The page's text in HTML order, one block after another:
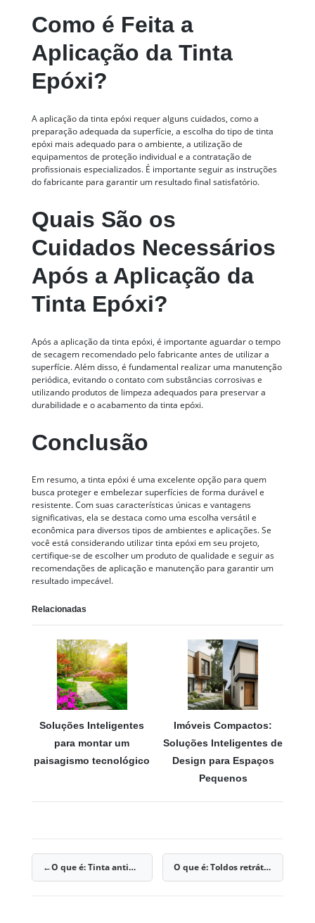
Como é Feita a
Aplicação da Tinta
Epóxi?
A aplicação da tinta epóxi requer alguns cuidados, como a
preparação adequada da superfície, a escolha do tipo de tinta
epóxi mais adequado para o ambiente, a utilização de
equipamentos de proteção individual e a contratação de
profissionais especializados. É importante seguir as instruções
do fabricante para garantir um resultado final satisfatório.
Quais São os
Cuidados Necessários
Após a Aplicação da
Tinta Epóxi?
Após a aplicação da tinta epóxi, é importante aguardar o tempo
de secagem recomendado pelo fabricante antes de utilizar a
superfície. Além disso, é fundamental realizar uma manutenção
periódica, evitando o contato com substâncias corrosivas e
utilizando produtos de limpeza adequados para preservar a
durabilidade e o acabamento da tinta epóxi.
Conclusão
Em resumo, a tinta epóxi é uma excelente opção para quem
busca proteger e embelezar superfícies de forma durável e
resistente. Com suas características únicas e vantagens
significativas, ela se destaca como uma escolha versátil e
econômica para diversos tipos de ambientes e aplicações. Se
você está considerando utilizar tinta epóxi em seu projeto,
certifique-se de escolher um produto de qualidade e seguir as
recomendações de aplicação e manutenção para garantir um
resultado impecável.
Relacionadas
Soluções Inteligentes
para montar um
paisagismo tecnológico
Imóveis Compactos:
Soluções Inteligentes de
Design para Espaços
Pequenos
Navegação
O que é: Tinta antimofo O que é: Toldos retráteis